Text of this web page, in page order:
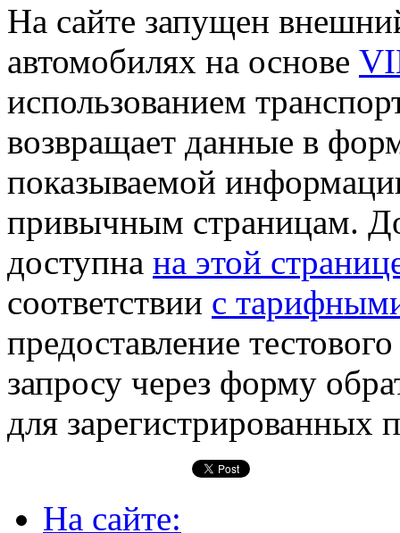
На сайте запущен
автомобилях на основе
использованием
возвращает данные в
показываемой
привычным страницам.
доступна на этой
соответствии с
предоставление
запросу через форму
для зарегистрированных
На сайте: